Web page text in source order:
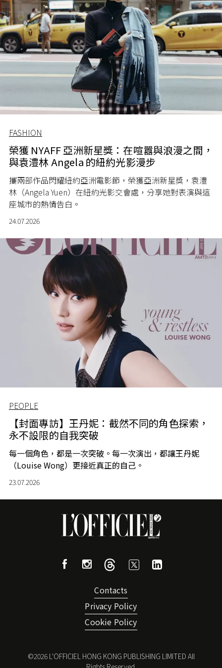
FASHION
榮獲 NYAFF 亞洲新星獎：在喧囂與浪漫之間，
與袁澧林 Angela 的紐約光影漫步
攜兩部作品閃耀紐約亞洲電影節，榮獲亞洲新星獎，袁澧
林（Angela Yuen）在紐約光影交會處，分享她對表演與這
座城市的熱情告白。
24.07.2026
PEOPLE
【封面專訪】王丹妮：截然不同的角色探索，
永不設限的自我突破
每一個角色，都是一次突破。每一次演出，都讓王丹妮
（Louise Wong）更接近真正的自己。
23.07.2026
Contacts
Privacy Policy
Cookie Policy
©2026L'OFFICIEL HONG KONG PUBLISHING LIMITED All